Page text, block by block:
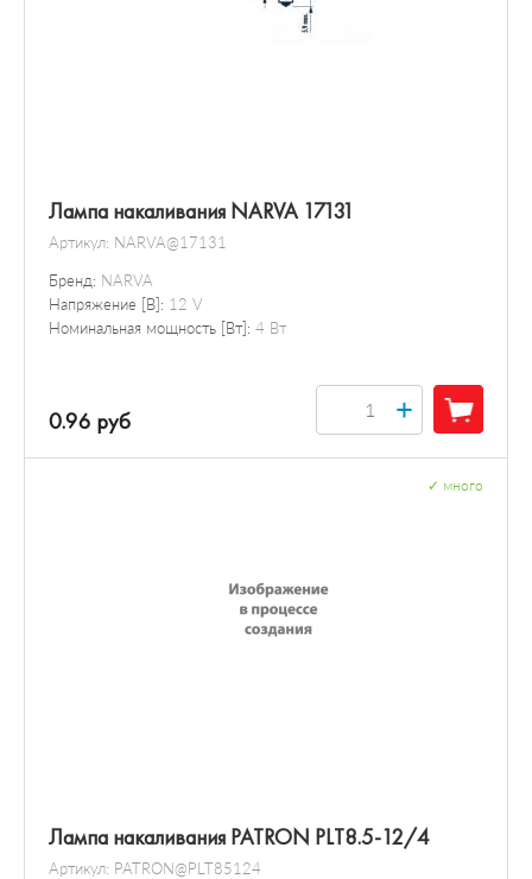
Лампа накаливания NARVA 17131
Артикул: NARVA@17131
Бренд: NARVA
Напряжение [В]: 12 V
Номинальная мощность [Вт]: 4 Вт
0.96 руб +
Лампа накаливания PATRON PLT8.5-12/4
Артикул: PATRON@PLT85124
много